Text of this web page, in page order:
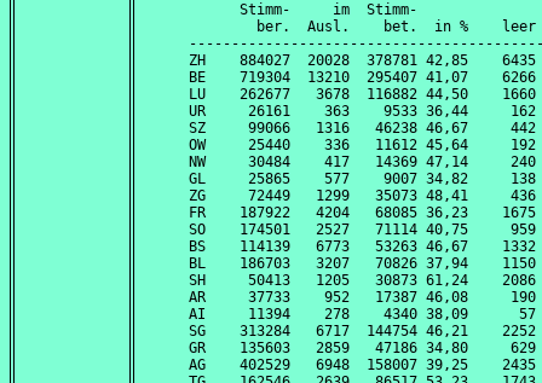
Stimm-     im  Stimm-
ber.  Ausl.    bet.  in %
ZH    884027  20028  378781 42,85
BE    719304  13210  295407 41,07
LU    262677   3678  116882 44,50
UR     26161    363    9533 36,44
SZ     99066   1316   46238 46,67
OW     25440    336   11612 45,64
NW     30484    417   14369 47,14
GL     25865    577    9007 34,82
ZG     72449   1299   35073 48,41
FR    187922   4204   68085 36,23
SO    174501   2527   71114 40,75
BS    114139   6773   53263 46,67
BL    186703   3207   70826 37,94
SH     50413   1205   30873 61,24
AR     37733    952   17387 46,08
AI     11394    278    4340 38,09
SG    313284   6717  144754 46,21
GR    135603   2859   47186 34,80
AG    402529   6948  158007 39,25